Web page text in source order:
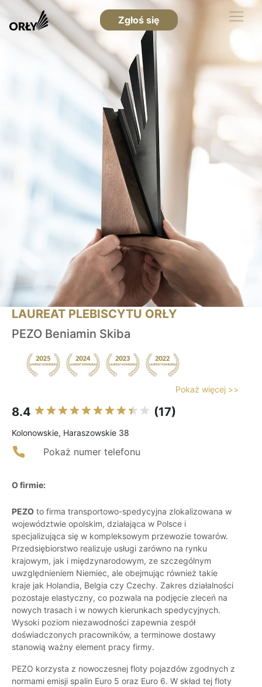
Zgłoś się
LAUREAT PLEBISCYTU ORŁY
PEZO Beniamin Skiba
Pokaż więcej >>
8.4 (17)
Kolonowskie, Haraszowskie 38
Pokaż numer telefonu
O firmie:
PEZO to firma transportowo-spedycyjna zlokalizowana w
województwie opolskim, działająca w Polsce i
specjalizująca się w kompleksowym przewozie towarów.
Przedsiębiorstwo realizuje usługi zarówno na rynku
krajowym, jak i międzynarodowym, ze szczególnym
uwzględnieniem Niemiec, ale obejmując również takie
kraje jak Holandia, Belgia czy Czechy. Zakres działalności
pozostaje elastyczny, co pozwala na podjęcie zleceń na
nowych trasach i w nowych kierunkach spedycyjnych.
Wysoki poziom niezawodności zapewnia zespół
doświadczonych pracowników, a terminowe dostawy
stanowią ważny element pracy firmy.
PEZO korzysta z nowoczesnej floty pojazdów zgodnych z
normami emisji spalin Euro 5 oraz Euro 6. W skład tej floty